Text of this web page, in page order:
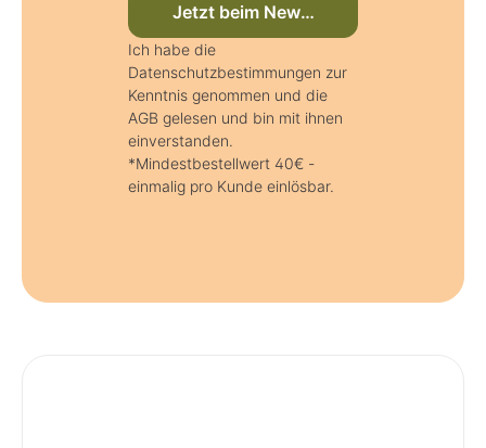
Jetzt beim Newsletter anmelden
Ich habe die
Datenschutzbestimmungen zur
Kenntnis genommen und die
AGB gelesen und bin mit ihnen
einverstanden.
*Mindestbestellwert 40€ -
einmalig pro Kunde einlösbar.